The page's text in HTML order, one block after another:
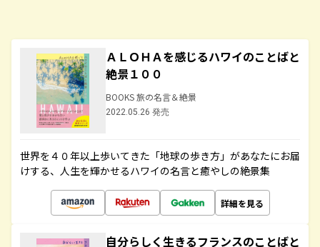
ＡＬＯＨＡを感じるハワイのことばと
絶景１００
BOOKS 旅の名言＆絶景
2022.05.26 発売
世界を４０年以上歩いてきた「地球の歩き方」があなたにお届
けする、人生を輝かせるハワイの名言と癒やしの絶景集
詳細を見る
自分らしく生きるフランスのことばと